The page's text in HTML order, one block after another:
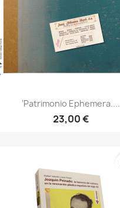
‘Patrimonio Ephemera....
23,00 €